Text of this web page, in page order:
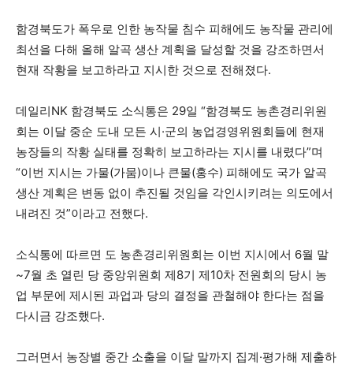
함경북도가 폭우로 인한 농작물 침수 피해에도 농작물 관리에
최선을 다해 올해 알곡 생산 계획을 달성할 것을 강조하면서
현재 작황을 보고하라고 지시한 것으로 전해졌다.
데일리NK 함경북도 소식통은 29일 “함경북도 농촌경리위원
회는 이달 중순 도내 모든 시·군의 농업경영위원회들에 현재
농장들의 작황 실태를 정확히 보고하라는 지시를 내렸다”며
“이번 지시는 가물(가뭄)이나 큰물(홍수) 피해에도 국가 알곡
생산 계획은 변동 없이 추진될 것임을 각인시키려는 의도에서
내려진 것”이라고 전했다.
소식통에 따르면 도 농촌경리위원회는 이번 지시에서 6월 말
~7월 초 열린 당 중앙위원회 제8기 제10차 전원회의 당시 농
업 부문에 제시된 과업과 당의 결정을 관철해야 한다는 점을
다시금 강조했다.
그러면서 농장별 중간 소출을 이달 말까지 집계·평가해 제출하